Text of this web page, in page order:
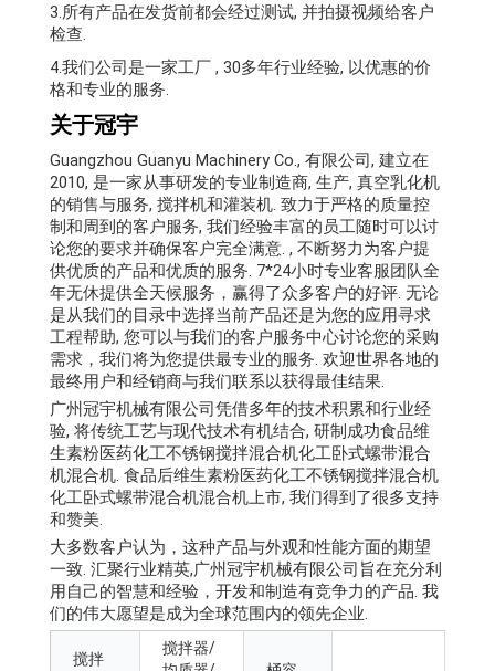
3.所有产品在发货前都会经过测试, 并拍摄视频给客户
检查.
4.我们公司是一家工厂 , 30多年行业经验, 以优惠的价
格和专业的服务.
关于冠宇
Guangzhou Guanyu Machinery Co., 有限公司, 建立在
2010, 是一家从事研发的专业制造商, 生产, 真空乳化机
的销售与服务, 搅拌机和灌装机. 致力于严格的质量控
制和周到的客户服务, 我们经验丰富的员工随时可以讨
论您的要求并确保客户完全满意. , 不断努力为客户提
供优质的产品和优质的服务. 7*24小时专业客服团队全
年无休提供全天候服务，赢得了众多客户的好评. 无论
是从我们的目录中选择当前产品还是为您的应用寻求
工程帮助, 您可以与我们的客户服务中心讨论您的采购
需求，我们将为您提供最专业的服务. 欢迎世界各地的
最终用户和经销商与我们联系以获得最佳结果.
广州冠宇机械有限公司凭借多年的技术积累和行业经
验, 将传统工艺与现代技术有机结合, 研制成功食品维
生素粉医药化工不锈钢搅拌混合机化工卧式螺带混合
机混合机. 食品后维生素粉医药化工不锈钢搅拌混合机
化工卧式螺带混合机混合机上市, 我们得到了很多支持
和赞美.
大多数客户认为，这种产品与外观和性能方面的期望
一致. 汇聚行业精英,广州冠宇机械有限公司旨在充分利
用自己的智慧和经验，开发和制造有竞争力的产品. 我
们的伟大愿望是成为全球范围内的领先企业.
搅拌
搅拌器/